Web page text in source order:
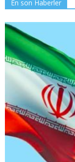
En son Haberler